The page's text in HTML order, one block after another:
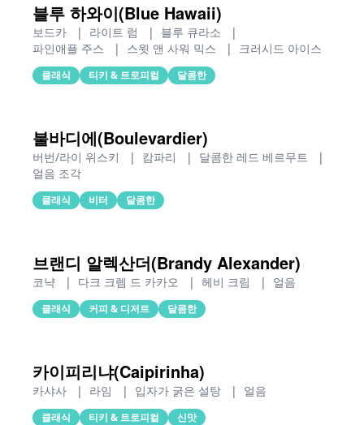
블루 하와이(Blue Hawaii)
보드카 | 라이트 럼 | 블루 큐라소
|
파인애플 주스
| 스윗 앤 사워 믹스 | 크러시드 아이스
클래식 티키 & 트로피컬 달콤한
불바디에(Boulevardier)
버번/라이 위스키 | 캄파리 | 달콤한 레드 베르무트
|
얼음 조각
클래식 비터 달콤한
브랜디 알렉산더(Brandy Alexander)
코냑 | 다크 크렘 드 카카오 | 헤비 크림 | 얼음
클래식 커피 & 디저트 달콤한
카이피리냐(Caipirinha)
카샤사 | 라임 | 입자가 굵은 설탕 | 얼음
클래식 티키 & 트로피컬 신맛